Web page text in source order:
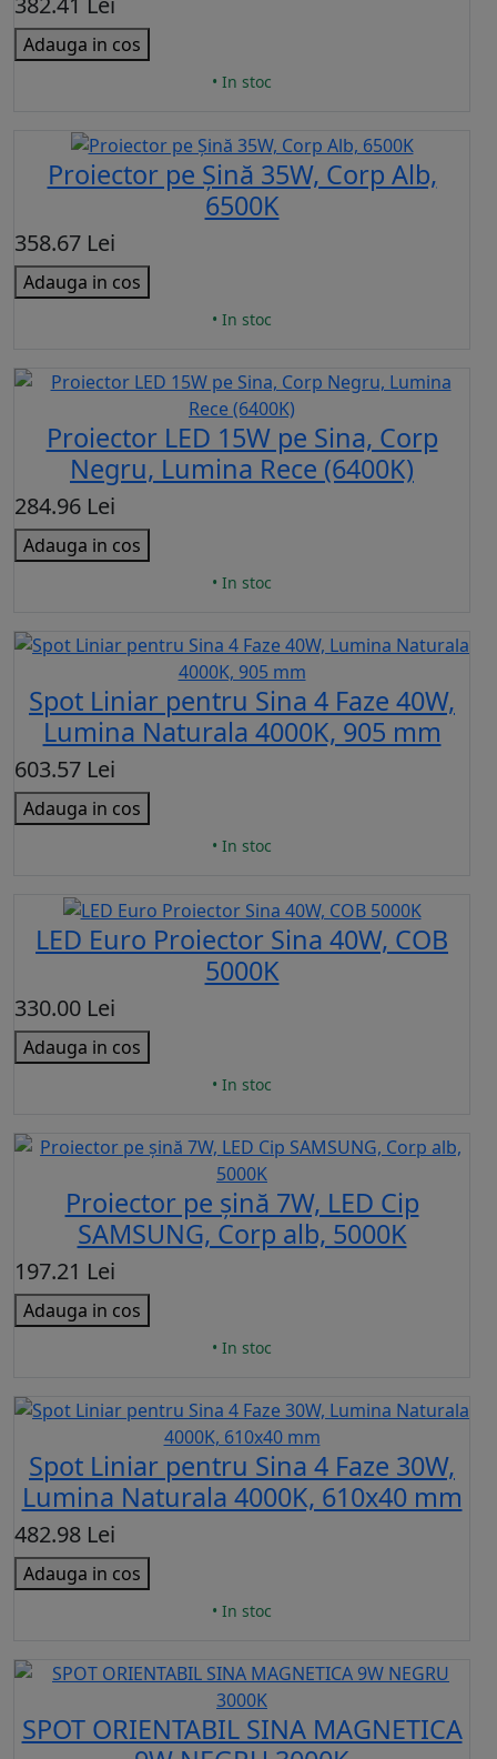
Adauga in cos
• In stoc
Proiector pe Șină 35W, Corp Alb,
6500K
358.67 Lei
Adauga in cos
• In stoc
Proiector LED 15W pe Sina, Corp
Negru, Lumina Rece (6400K)
284.96 Lei
Adauga in cos
• In stoc
Spot Liniar pentru Sina 4 Faze 40W,
Lumina Naturala 4000K, 905 mm
603.57 Lei
Adauga in cos
• In stoc
LED Euro Proiector Sina 40W, COB
5000K
330.00 Lei
Adauga in cos
• In stoc
Proiector pe șină 7W, LED Cip
SAMSUNG, Corp alb, 5000K
197.21 Lei
Adauga in cos
• In stoc
Spot Liniar pentru Sina 4 Faze 30W,
Lumina Naturala 4000K, 610x40 mm
482.98 Lei
Adauga in cos
• In stoc
SPOT ORIENTABIL SINA MAGNETICA